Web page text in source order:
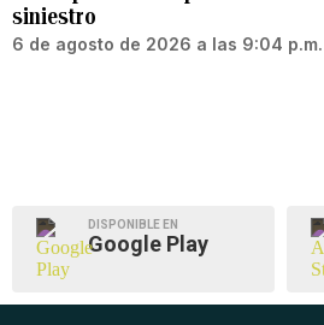
siniestro
6 de agosto de 2026 a las 9:04 p.m.
DISPONIBLE EN
Google Play